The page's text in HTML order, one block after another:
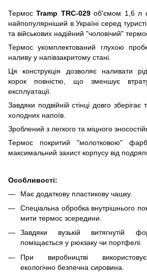
ТермосTramp TRC-029об'ємом 1,6 л
найпопулярніший в Україні серед
та військових надійний "чоловічий"
Термос укомплектований глухою
наливу у напівзакритому стані.
Ця конструкція дозволяє наливати
корок повністю, що зменшує
експлуатації.
Завдяки подвійній стінці довго
холодних напоїв.
Зроблений з легкого та міцного
Термос покритий "молотковою"
максимальний захист корпусу від
Особливості:
Має додаткову пластикову чашку.
Спеціальна обробка внутрішнього
мити термос зсередини.
Завдяки вузькій витягнутій
поміщається у рюкзаку чи портфелі.
При виробництві
екологічно безпечна сировина.